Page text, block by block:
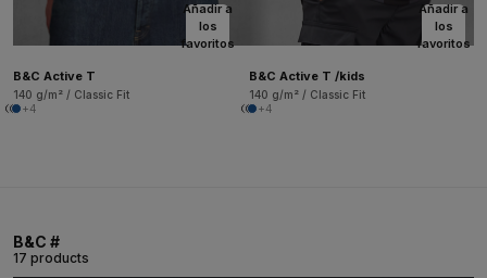
Añadir a
los
favoritos
B&C Active T
140 g/m² / Classic Fit
+4
Añadir a
los
favoritos
B&C Active T /kids
140 g/m² / Classic Fit
+4
B&C #
17 products